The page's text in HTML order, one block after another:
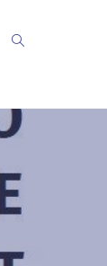
TOGGLE
WEBSITE
SEARCH